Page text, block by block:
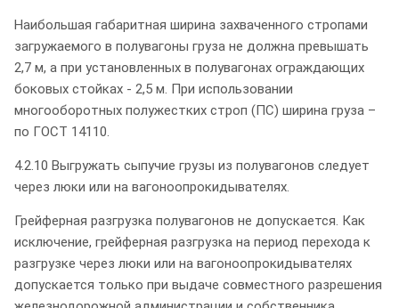
Наибольшая габаритная ширина захваченного стропами
загружаемого в полувагоны груза не должна превышать
2,7 м, а при установленных в полувагонах ограждающих
боковых стойках - 2,5 м. При использовании
многооборотных полужестких строп (ПС) ширина груза –
по ГОСТ 14110.
4.2.10 Выгружать сыпучие грузы из полувагонов следует
через люки или на вагоноопрокидывателях.
Грейферная разгрузка полувагонов не допускается. Как
исключение, грейферная разгрузка на период перехода к
разгрузке через люки или на вагоноопрокидывателях
допускается только при выдаче совместного разрешения